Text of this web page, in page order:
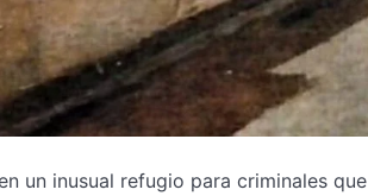
un inusual refugio para criminales que